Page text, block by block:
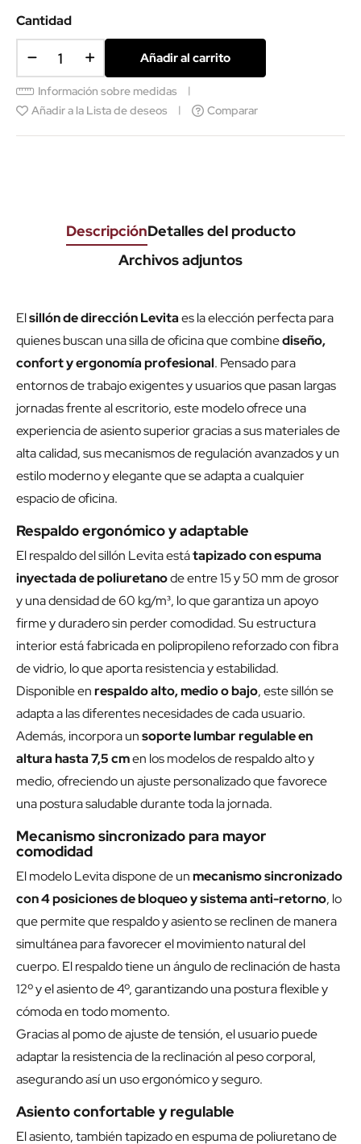
Cantidad
Añadir al carrito
Información sobre medidas
Añadir a la Lista de deseos
Comparar
DescripciónDetalles del producto
Archivos adjuntos
Elsillón de dirección Levitaes la elección perfecta para
quienes buscan una silla de oficina que combinediseño,
confort y ergonomía profesional. Pensado para
entornos de trabajo exigentes y usuarios que pasan largas
jornadas frente al escritorio, este modelo ofrece una
experiencia de asiento superior gracias a sus materiales de
alta calidad, sus mecanismos de regulación avanzados y un
estilo moderno y elegante que se adapta a cualquier
espacio de oficina.
Respaldo ergonómico y adaptable
El respaldo del sillón Levita estátapizado con espuma
inyectada de poliuretanode entre 15 y 50 mm de grosor
y una densidad de 60 kg/m³, lo que garantiza un apoyo
firme y duradero sin perder comodidad. Su estructura
interior está fabricada en polipropileno reforzado con fibra
de vidrio, lo que aporta resistencia y estabilidad.
Disponible enrespaldo alto, medio o bajo, este sillón se
adapta a las diferentes necesidades de cada usuario.
Además, incorpora unsoporte lumbar regulable en
altura hasta 7,5 cmen los modelos de respaldo alto y
medio, ofreciendo un ajuste personalizado que favorece
una postura saludable durante toda la jornada.
Mecanismo sincronizado para mayor
comodidad
El modelo Levita dispone de unmecanismo sincronizado
con 4 posiciones de bloqueo y sistema anti-retorno, lo
que permite que respaldo y asiento se reclinen de manera
simultánea para favorecer el movimiento natural del
cuerpo. El respaldo tiene un ángulo de reclinación de hasta
12º y el asiento de 4º, garantizando una postura flexible y
cómoda en todo momento.
Gracias al pomo de ajuste de tensión, el usuario puede
adaptar la resistencia de la reclinación al peso corporal,
asegurando así un uso ergonómico y seguro.
Asiento confortable y regulable
El asiento, también tapizado en espuma de poliuretano de